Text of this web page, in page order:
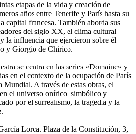
etapas de la vida y creación de
años entre Tenerife y París hasta su
capital francesa. También aborda sus
del siglo XX, el clima cultural
la influencia que ejercieron sobre él
y Giorgio de Chirico.
se centra en las series «Domaine» y
en el contexto de la ocupación de París
Mundial. A través de estas obras, el
el universo onírico, simbólico y
por el surrealismo, la tragedia y la
Lorca. Plaza de la Constitución, 3,